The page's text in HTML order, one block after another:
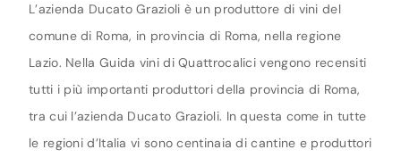
L’azienda Ducato Grazioli è un produttore di vini del
comune di Roma, in provincia di Roma, nella regione
Lazio. Nella Guida vini di Quattrocalici vengono recensiti
tutti i più importanti produttori della provincia di Roma,
tra cui l’azienda Ducato Grazioli. In questa come in tutte
le regioni d’Italia vi sono centinaia di cantine e produttori